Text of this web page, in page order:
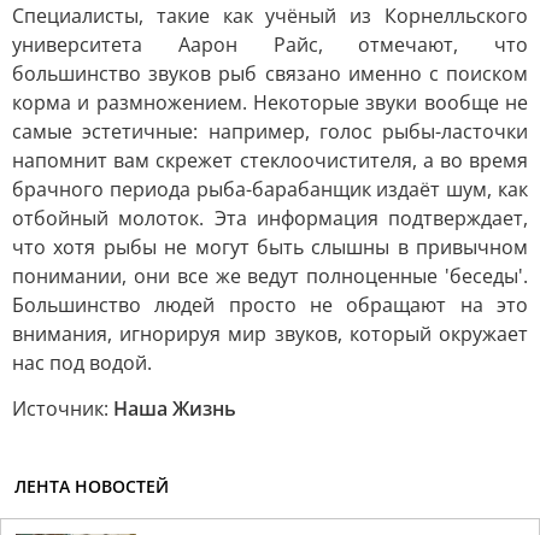
Специалисты, такие как учёный из Корнелльского
университета Аарон Райс, отмечают, что
большинство звуков рыб связано именно с поиском
корма и размножением. Некоторые звуки вообще не
самые эстетичные: например, голос рыбы-ласточки
напомнит вам скрежет стеклоочистителя, а во время
брачного периода рыба-барабанщик издаёт шум, как
отбойный молоток. Эта информация подтверждает,
что хотя рыбы не могут быть слышны в привычном
понимании, они все же ведут полноценные 'беседы'.
Большинство людей просто не обращают на это
внимания, игнорируя мир звуков, который окружает
нас под водой.
Источник: Наша Жизнь
ЛЕНТА НОВОСТЕЙ